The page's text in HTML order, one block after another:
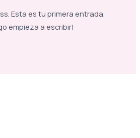
Esta es tu primera entrada.
empieza a escribir!